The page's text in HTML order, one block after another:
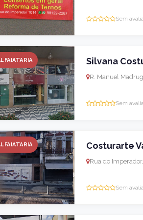
Sem
Silvana
R. Manuel
Sem
Costurarte
Rua do
Sem